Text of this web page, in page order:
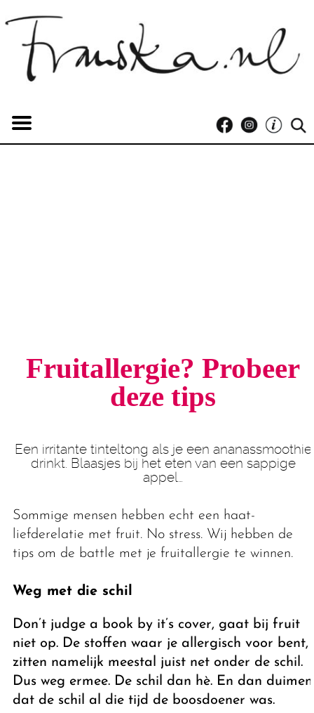
Fruit­allergie? Probeer
deze tips
Een irritante tinteltong als je een ananassmoothie
drinkt. Blaasjes bij het eten van een sappige
appel…
Sommige mensen hebben echt een haat-
liefderelatie met fruit. No stress. Wij hebben de
tips om de battle met je fruitallergie te winnen.
Weg met die schil
Don’t judge a book by it’s cover, gaat bij fruit
niet op. De stoffen waar je allergisch voor bent,
zitten namelijk meestal juist net onder de schil.
Dus weg ermee. De schil dan hè. En dan duimen
dat de schil al die tijd de boosdoener was.